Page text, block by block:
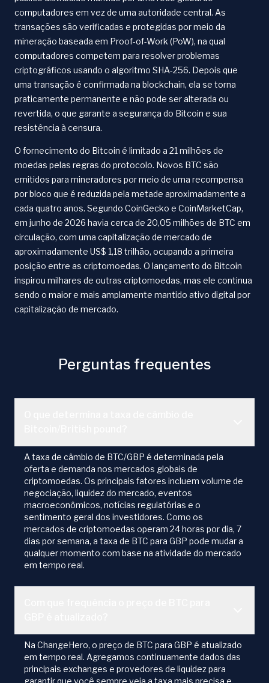
computadores em vez de uma autoridade central. As
transações são verificadas e protegidas por meio da
mineração baseada em Proof-of-Work (PoW), na qual
computadores competem para resolver problemas
criptográficos usando o algoritmo SHA-256. Depois que
uma transação é confirmada na blockchain, ela se torna
praticamente permanente e não pode ser alterada ou
revertida, o que garante a segurança do Bitcoin e sua
resistência à censura.
O fornecimento do Bitcoin é limitado a 21 milhões de
moedas pelas regras do protocolo. Novos BTC são
emitidos para mineradores por meio de uma recompensa
por bloco que é reduzida pela metade aproximadamente a
cada quatro anos. Segundo CoinGecko e CoinMarketCap,
em junho de 2026 havia cerca de 20,05 milhões de BTC em
circulação, com uma capitalização de mercado de
aproximadamente US$ 1,18 trilhão, ocupando a primeira
posição entre as criptomoedas. O lançamento do Bitcoin
inspirou milhares de outras criptomoedas, mas ele continua
sendo o maior e mais amplamente mantido ativo digital por
capitalização de mercado.
Perguntas frequentes
A taxa de câmbio de BTC/GBP é determinada pela
oferta e demanda nos mercados globais de
criptomoedas. Os principais fatores incluem volume de
negociação, liquidez do mercado, eventos
macroeconômicos, notícias regulatórias e o
sentimento geral dos investidores. Como os
mercados de criptomoedas operam 24 horas por dia, 7
dias por semana, a taxa de BTC para GBP pode mudar a
qualquer momento com base na atividade do mercado
em tempo real.
Na ChangeHero, o preço de BTC para GBP é atualizado
em tempo real. Agregamos continuamente dados das
principais exchanges e provedores de liquidez para
garantir que você sempre veja a taxa mais precisa e